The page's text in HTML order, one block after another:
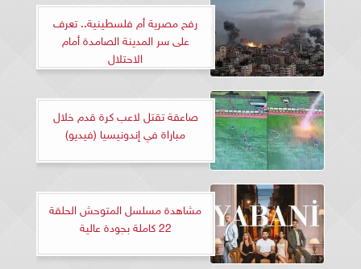
رفح مصرية أم فلسطينية.. تعرف
على سر المدينة الصامدة أمام
الاحتلال
صاعقة تقتل لاعب كرة قدم خلال
مباراة في إندونيسيا (فيديو)
مشاهدة مسلسل المتوحش الحلقة
22 كاملة بجودة عالية